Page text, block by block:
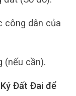
công dân của
(nếu cần).
Đất Đai để